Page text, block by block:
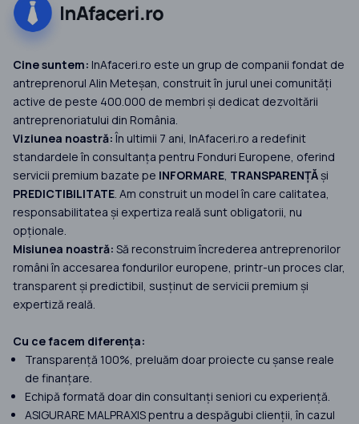
Cine suntem: InAfaceri.ro este un grup de companii fondat de
antreprenorul Alin Meteșan, construit în jurul unei comunități
active de peste 400.000 de membri și dedicat dezvoltării
antreprenoriatului din România.
Viziunea noastră:În ultimii 7 ani, InAfaceri.ro a redefinit
standardele în consultanța pentru Fonduri Europene, oferind
servicii premium bazate pe INFORMARE, TRANSPARENȚĂși
PREDICTIBILITATE. Am construit un model în care calitatea,
responsabilitatea și expertiza reală sunt obligatorii, nu
opționale.
Misiunea noastră: Să reconstruim încrederea antreprenorilor
români în accesarea fondurilor europene, printr-un proces clar,
transparent și predictibil, susținut de servicii premium și
expertiză reală.
Cu ce facem diferența:
Transparență 100%, preluăm doar proiecte cu șanse reale
de finanțare.
Echipă formată doar din consultanți seniori cu experiență.
ASIGURARE MALPRAXIS pentru a despăgubi clienții, în cazul